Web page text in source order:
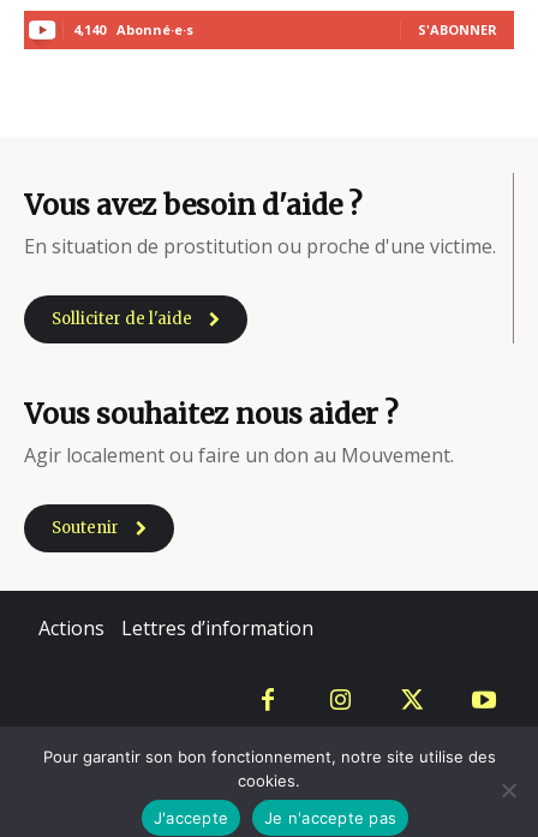
4,140 Abonné·e·s S'ABONNER
Vous avez besoin d'aide ?
En situation de prostitution ou proche d'une victime.
Solliciter de l'aide
Vous souhaitez nous aider ?
Agir localement ou faire un don au Mouvement.
Soutenir
Actions Lettres d’information
Copyright - Mouvement du Nid - 2020
Mentions légales
Pour garantir son bon fonctionnement, notre site utilise des
cookies.
J'accepte
Je n'accepte pas